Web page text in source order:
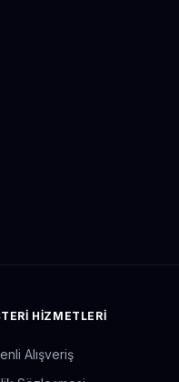
HIZMETLERI
Alışveriş